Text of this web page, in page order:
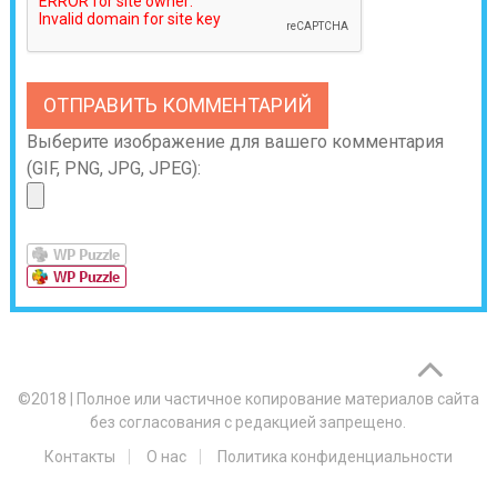
Выберите изображение для вашего комментария
(GIF, PNG, JPG, JPEG):
©2018
Полное или частичное копирование материалов сайта
без согласования с редакцией запрещено.
Контакты
О нас Политика конфиденциальности